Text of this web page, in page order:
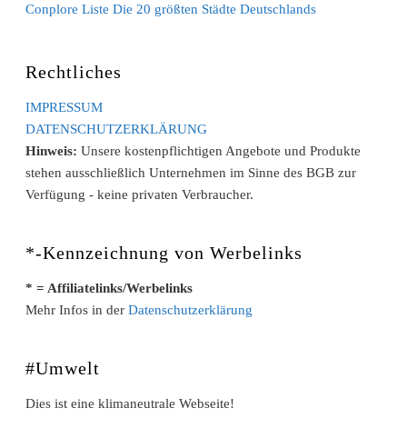
Conplore Liste Die 20 größten Städte Deutschlands
Rechtliches
IMPRESSUM
DATENSCHUTZERKLÄRUNG
Hinweis: Unsere kostenpflichtigen Angebote und Produkte
stehen ausschließlich Unternehmen im Sinne des BGB zur
Verfügung - keine privaten Verbraucher.
*-Kennzeichnung von Werbelinks
* = Affiliatelinks/Werbelinks
Mehr Infos in derDatenschutzerklärung
#Umwelt
Dies ist eine klimaneutrale Webseite!